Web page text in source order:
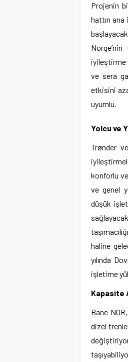
Projenin
hattın
iyileştirme
ve sera
etkisini
uyumlu.
Yolcu ve
Trønder
konforlu
ve genel
düşük
haline
yılında
işletime
Kapasite
Bane
dizel